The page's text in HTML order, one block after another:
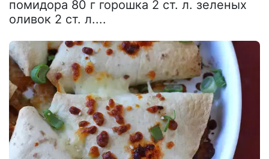
помидора 80 г горошка 2 ст. л. зеленых
оливок 2 ст. л....